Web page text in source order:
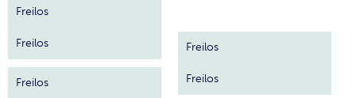
Freilos
Freilos
Freilos
Freilos
Freilos